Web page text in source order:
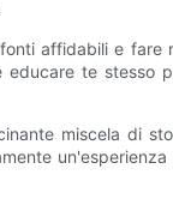
affidabili e
te stesso
miscela di